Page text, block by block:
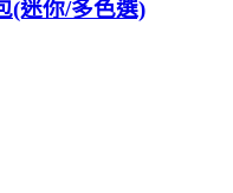
(迷你/多色選)